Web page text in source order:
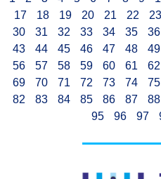
17
18 19 20 21 22 23
30
31 32 33 34 35 36
43
44 45 46 47 48 49
56
57 58 59 60 61 62
69
70 71 72 73 74 75
82
83 84 85 86 87 88
95
96 97